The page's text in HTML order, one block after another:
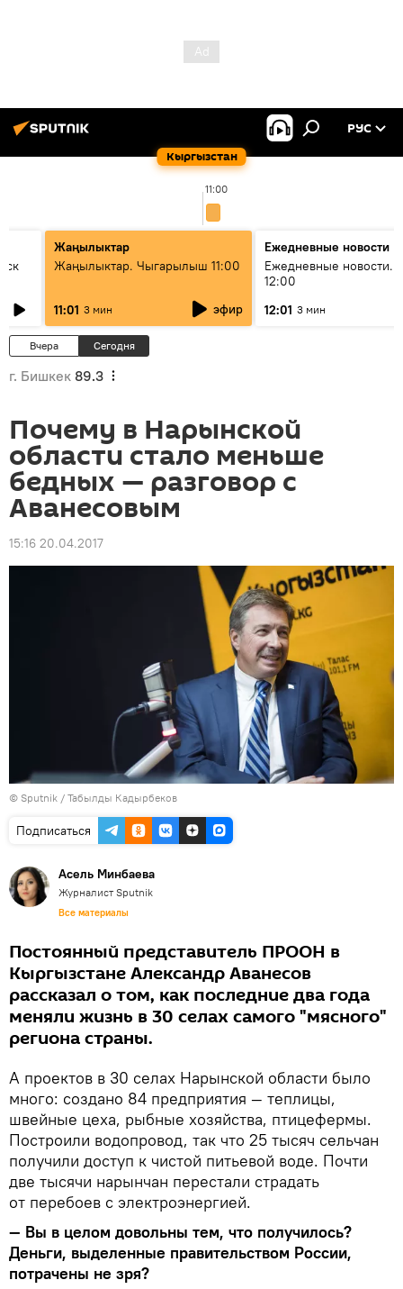
Кыргызстан
РУС
11:00
Жаңылыктар
Жаңылыктар. Чыгарылыш 11:00
11:01 3 мин эфир
Ежедневные новости
Ежедневные новости.
12:00
12:01 3 мин
Вчера Сегодня
г. Бишкек 89.3
Почему в Нарынской
области стало меньше
бедных — разговор с
Аванесовым
15:16 20.04.2017
© Sputnik / Табылды Кадырбеков
Подписаться
Асель Минбаева
Журналист Sputnik
Все материалы
Постоянный представитель ПРООН в
Кыргызстане Александр Аванесов
рассказал о том, как последние два года
меняли жизнь в 30 селах самого "мясного"
региона страны.
А проектов в 30 селах Нарынской области было
много: создано 84 предприятия — теплицы,
швейные цеха, рыбные хозяйства, птицефермы.
Построили водопровод, так что 25 тысяч сельчан
получили доступ к чистой питьевой воде. Почти
две тысячи нарынчан перестали страдать
от перебоев с электроэнергией.
— Вы в целом довольны тем, что получилось?
Деньги, выделенные правительством России,
потрачены не зря?